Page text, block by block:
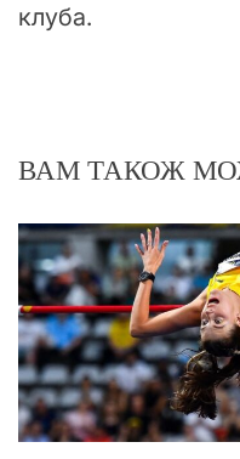
клуба.
ВАМ ТАКОЖ